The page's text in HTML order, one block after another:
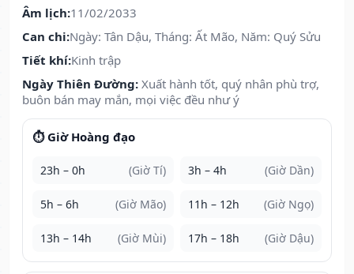
Âm lịch:11/02/2033
Can chi:Ngày: Tân Dậu, Tháng: Ất Mão, Năm: Quý Sửu
Tiết khí:Kinh trập
Ngày Thiên Đường: Xuất hành tốt, quý nhân phù trợ,
buôn bán may mắn, mọi việc đều như ý
⏱️ Giờ Hoàng đạo
23h – 0h (Giờ Tí) 3h – 4h (Giờ Dần)
5h – 6h (Giờ Mão) 11h – 12h (Giờ Ngọ)
13h – 14h (Giờ Mùi) 17h – 18h (Giờ Dậu)